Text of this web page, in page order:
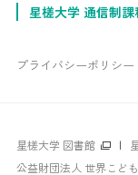
星槎大学 通信制
プライバシーポリシー
星槎大学 図書館 |
公益財団法人 世界こど